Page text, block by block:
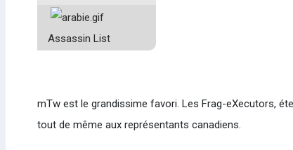
Assassin List
mTw est le grandissime favori. Les Frag-eXecutors,
tout de même aux représentants canadiens.